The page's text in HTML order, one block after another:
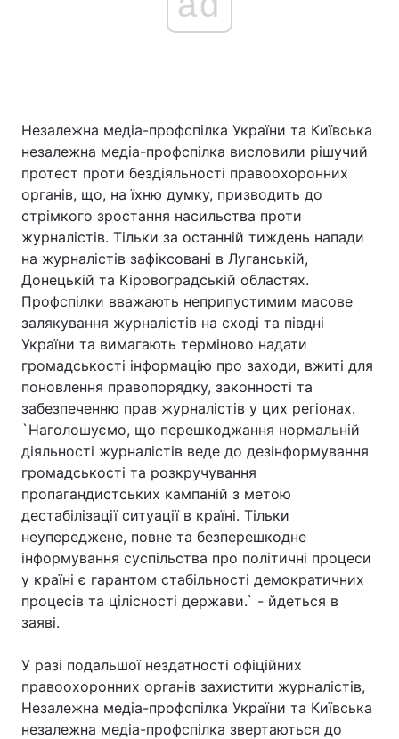
Незалежна медіа-профспілка України та Київська
незалежна медіа-профспілка висловили рішучий
протест проти бездіяльності правоохоронних
органів, що, на їхню думку, призводить до
стрімкого зростання насильства проти
журналістів. Тільки за останній тиждень напади
на журналістів зафіксовані в Луганській,
Донецькій та Кіровоградській областях.
Профспілки вважають неприпустимим масове
залякування журналістів на сході та півдні
України та вимагають терміново надати
громадськості інформацію про заходи, вжиті для
поновлення правопорядку, законності та
забезпеченню прав журналістів у цих регіонах.
`Наголошуємо, що перешкоджання нормальній
діяльності журналістів веде до дезінформування
громадськості та розкручування
пропагандистських кампаній з метою
дестабілізації ситуації в країні. Тільки
неупереджене, повне та безперешкодне
інформування суспільства про політичні процеси
у країні є гарантом стабільності демократичних
процесів та цілісності держави.` - йдеться в
заяві.
У разі подальшої нездатності офіційних
правоохоронних органів захистити журналістів,
Незалежна медіа-профспілка України та Київська
незалежна медіа-профспілка звертаються до